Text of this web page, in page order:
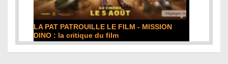
DE LA COMÉDIE-FRANÇAISE : la critique du
film